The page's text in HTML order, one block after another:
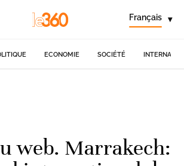
Français ▾
ECONOMIE SOCIÉTÉ
web. Marrakech: